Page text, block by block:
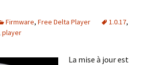
Firmware, Free Delta Player 1.0.17,
player
La mise à jour est